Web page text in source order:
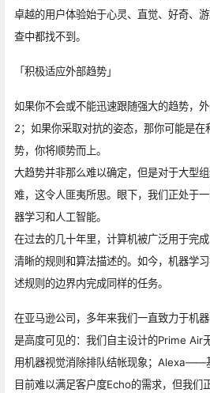
卓越的用户体验始于心灵、直觉、好奇、
查中都找不到。
「积极适应外部趋势」
如果你不会或不能迅速跟随强大的趋势，
2；如果你采取对抗的姿态，那你可能是在
势，你将顺势而上。
大趋势并非那么难以确定，但是对于大型
难，这令人匪夷所思。眼下，我们正处于
器学习和人工智能。
在过去的几十年里，计算机被广泛用于完
清晰的规则和算法描述的。如今，机器学
述规则的边界内完成同样的任务。
在亚马逊公司，多年来我们一直致力于机
是高度可见的：我们自主设计的Prime Air
用机器视觉消除排队结帐现象；Alexa——
目前难以满足客户度Echo的需求，但我们